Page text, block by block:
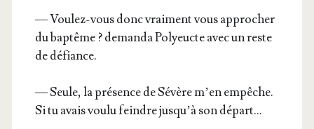
— Vou­lez-vous donc vrai­ment vous appro­cher
du bap­tême ? deman­da Poly­eucte avec un reste
de défiance.
— Seule, la pré­sence de Sévère m’en empêche.
Si tu avais vou­lu feindre jus­qu’à son départ…